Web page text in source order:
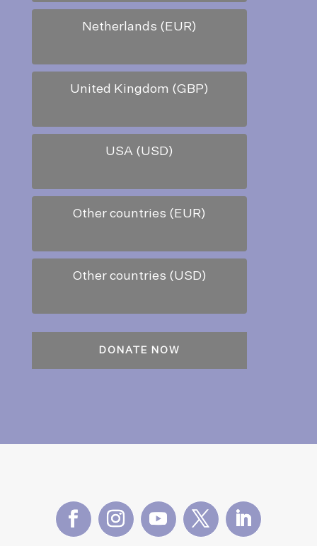
Netherlands (EUR)
United Kingdom (GBP)
USA (USD)
Other countries (EUR)
Other countries (USD)